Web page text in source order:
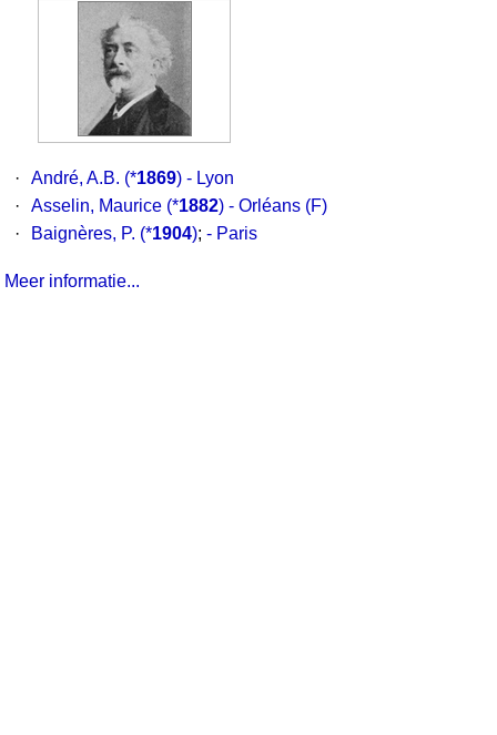
· André, A.B. (*1869) - Lyon
·
Asselin, Maurice (*1882) - Orléans (F)
·
Baignères, P. (*1904); - Paris
Meer informatie...